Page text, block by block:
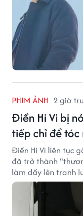
PHIM ẢNH 2 giờ
Điền Hi Vi bị
tiếp chỉ để tóc
Điền Hi Vi liên tục
đã trở thành
làm dấy lên tranh
năng biến hóa trên